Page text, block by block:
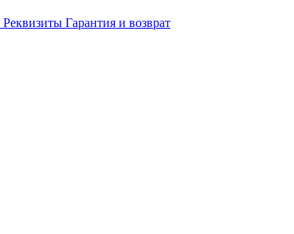
Реквизиты Гарантия и возврат